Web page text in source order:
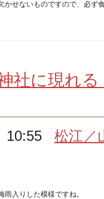
社に現れ
10:55松江／